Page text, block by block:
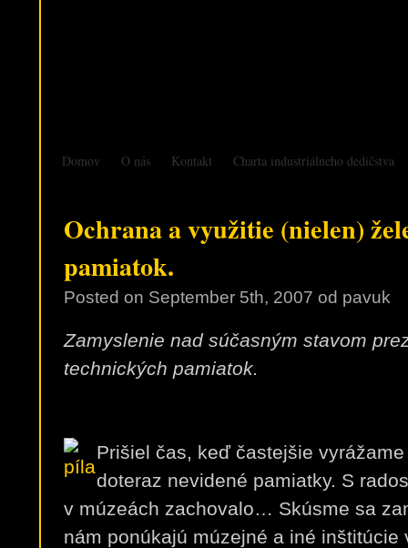
Domov O nás Kontakt Charta industriálneho dedičstva
Ochrana a využitie (nielen)
pamiatok.
Posted on September 5th, 2007 od pavuk
Zamyslenie nad súčasným stavom
technických pamiatok.
Prišiel čas, keď častejšie
doteraz nevidené pamiatky. S
v múzeách zachovalo… Skúsme sa
nám ponúkajú múzejné a iné